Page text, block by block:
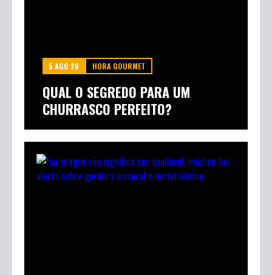
5 AGO 26 HORA GOURMET
QUAL O SEGREDO PARA UM
CHURRASCO PERFEITO?